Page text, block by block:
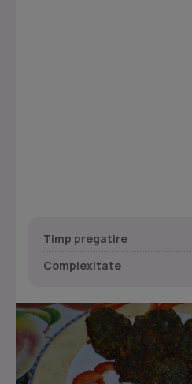
Timp pregatire
Complexitate